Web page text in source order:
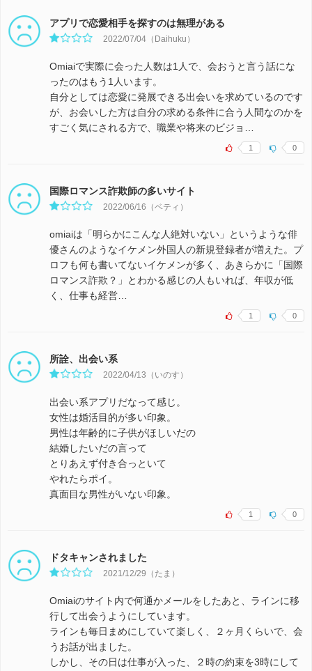
アプリで恋愛相手を探すのは無理がある
2022/07/04（Daihuku）
Omiaiで実際に会った人数は1人で、会おうと言う話にな
ったのはもう1人います。
自分としては恋愛に発展できる出会いを求めているのです
が、お会いした方は自分の求める条件に合う人間なのかを
すごく気にされる方で、職業や将来のビジョ…
1 0
国際ロマンス詐欺師の多いサイト
2022/06/16（ベティ）
omiaiは「明らかにこんな人絶対いない」というような俳
優さんのようなイケメン外国人の新規登録者が増えた。プ
ロフも何も書いてないイケメンが多く、あきらかに「国際
ロマンス詐欺？」とわかる感じの人もいれば、年収が低
く、仕事も経営…
1 0
所詮、出会い系
2022/04/13（いのす）
出会い系アプリだなって感じ。
女性は婚活目的が多い印象。
男性は年齢的に子供がほしいだの
結婚したいだの言って
とりあえず付き合っといて
やれたらポイ。
真面目な男性がいない印象。
1 0
ドタキャンされました
2021/12/29（たま）
Omiaiのサイト内で何通かメールをしたあと、ラインに移
行して出会うようにしています。
ラインも毎日まめにしていて楽しく、２ヶ月くらいで、会
うお話が出ました。
しかし、その日は仕事が入った、２時の約束を3時にして